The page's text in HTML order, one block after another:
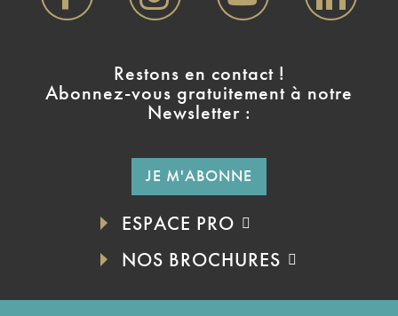
Restons en contact !
Abonnez-vous gratuitement à notre
Newsletter :
JE M'ABONNE
ESPACE PRO
NOS BROCHURES